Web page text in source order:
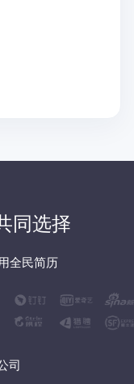
同选择
全民简历
司